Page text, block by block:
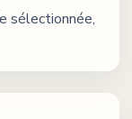
sélectionnée,